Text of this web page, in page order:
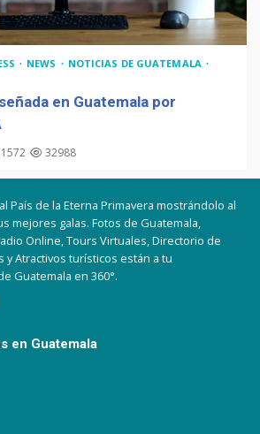
NEWS
NOTICIAS DE GUATEMALA
en Guatemala por
1572 32988
País de la Eterna Primavera mostrándolo al
mejores galas. Fotos de Guatemala,
Online, Tours Virtuales, Directorio de
y Atractivos turísticos están a tu
Guatemala en 360°.
en Guatemala